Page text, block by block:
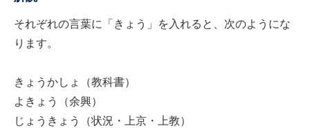
それぞれの言葉に「きょう」を入れると、次のようにな
ります。
きょうかしょ（教科書）
よきょう（余興）
じょうきょう（状況・上京・上教）